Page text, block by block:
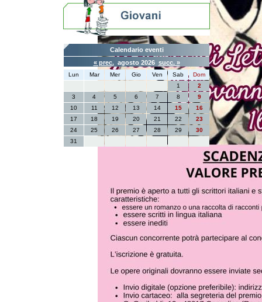
Calendario eventi
« prec.agosto 2026 succ. »
Lun Mar Mer Gio Ven Sab
Dom
1
2
3
4 5 6 7 8
9
10
11 12 13 14 15
16
17
18 19 20 21 22
23
24
25 26 27 28 29
30
31